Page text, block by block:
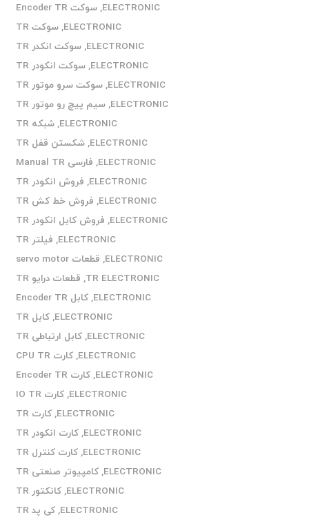
ELECTRONIC
,
سوکت Encoder TR
ELECTRONIC
,
سوکت TR
ELECTRONIC
,
سوکت انکدر TR
ELECTRONIC
,
سوکت انکودر TR
ELECTRONIC
,
سوکت سرو موتور TR
ELECTRONIC
,
سیم پیچ رو موتور TR
ELECTRONIC
,
شبکه TR
ELECTRONIC
,
شکستن قفل TR
ELECTRONIC
,
فارسی Manual TR
ELECTRONIC
,
فروش انکودر TR
ELECTRONIC
,
فروش خط کش TR
ELECTRONIC
,
فروش کابل انکودر TR
ELECTRONIC
,
فیلتر TR
ELECTRONIC
,
قطعات servo motor
TR ELECTRONIC
,
قطعات درایو TR
ELECTRONIC
,
کابل Encoder TR
ELECTRONIC
,
کابل TR
ELECTRONIC
,
کابل ارتباطی TR
ELECTRONIC
,
کارت CPU TR
ELECTRONIC
,
کارت Encoder TR
ELECTRONIC
,
کارت IO TR
ELECTRONIC
,
کارت TR
ELECTRONIC
,
کارت انکودر TR
ELECTRONIC
,
کارت کنترل TR
ELECTRONIC
,
کامپیوتر صنعتی TR
ELECTRONIC
,
کانکتور TR
ELECTRONIC
,
کی پد TR